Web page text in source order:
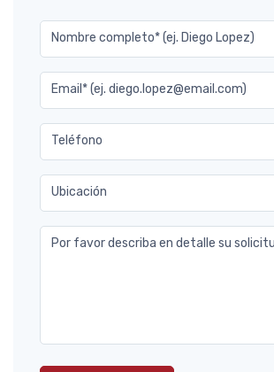
Nombre completo* (ej. Diego Lopez)
Email* (ej. diego.lopez@email.com)
Teléfono
Ubicación
Por favor describa en detalle su